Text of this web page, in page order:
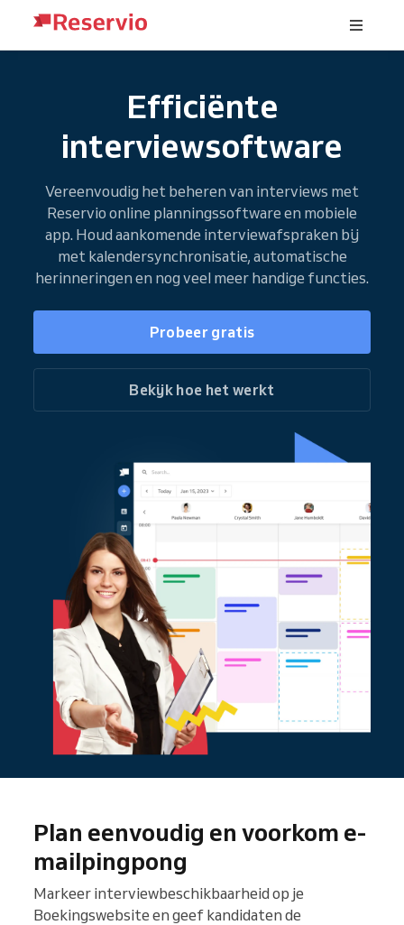
Efficiënte
interviewsoftware
Vereenvoudig het beheren van interviews met
Reservio online planningssoftware en mobiele
app. Houd aankomende interviewafspraken bij
met kalendersynchronisatie, automatische
herinneringen en nog veel meer handige functies.
Probeer gratis
Bekijk hoe het werkt
Plan eenvoudig en voorkom e-
mailpingpong
Markeer interviewbeschikbaarheid op je
Boekingswebsite en geef kandidaten de